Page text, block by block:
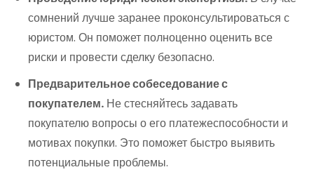
сомнений лучше заранее проконсультироваться с
юристом. Он поможет полноценно оценить все
риски и провести сделку безопасно.
Предварительное собеседование с
покупателем. Не стесняйтесь задавать
покупателю вопросы о его платежеспособности и
мотивах покупки. Это поможет быстро выявить
потенциальные проблемы.